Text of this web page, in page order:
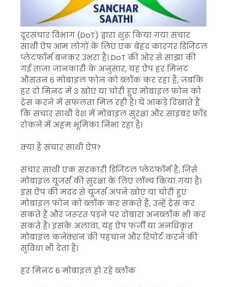
दूरसंचार विभाग (DoT) द्वारा शुरू किया गया संचार
साथी ऐप आम लोगों के लिए एक बेहद कारगर डिजिटल
प्लेटफॉर्म बनकर उभरा है। DoT की ओर से साझा की
गई ताजा जानकारी के अनुसार, यह ऐप हर मिनट
औसतन 6 मोबाइल फोन को ब्लॉक कर रहा है, जबकि
हर दो मिनट में 3 खोए या चोरी हुए मोबाइल फोन को
ट्रेस करने में सफलता मिल रही है। ये आंकड़े दिखाते हैं
कि संचार साथी देश में मोबाइल सुरक्षा और साइबर फ्रॉड
रोकने में अहम भूमिका निभा रहा है।
क्या है संचार साथी ऐप?
संचार साथी एक सरकारी डिजिटल प्लेटफॉर्म है, जिसे
मोबाइल यूजर्स की सुरक्षा के लिए लॉन्च किया गया है।
इस ऐप की मदद से यूजर्स अपने खोए या चोरी हुए
मोबाइल फोन को ब्लॉक कर सकते हैं, उन्हें ट्रेस कर
सकते हैं और जरूरत पड़ने पर दोबारा अनब्लॉक भी कर
सकते हैं। इसके अलावा, यह ऐप फर्जी या अनधिकृत
मोबाइल कनेक्शन की पहचान और रिपोर्ट करने की
सुविधा भी देता है।
हर मिनट 6 मोबाइल हो रहे ब्लॉक